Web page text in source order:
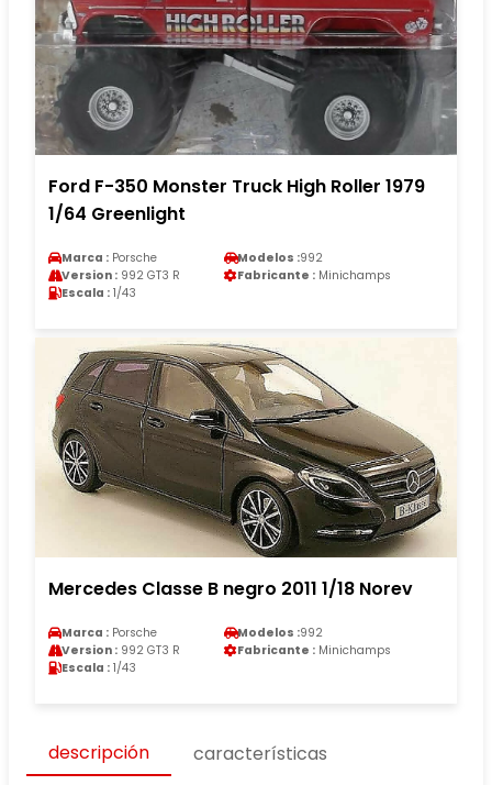
Ford F-350 Monster Truck High Roller 1979
1/64 Greenlight
Marca : Porsche Modelos :992
Version : 992 GT3 R Fabricante : Minichamps
Escala : 1/43
Mercedes Classe B negro 2011 1/18 Norev
Marca : Porsche Modelos :992
Version : 992 GT3 R Fabricante : Minichamps
Escala : 1/43
descripción
características